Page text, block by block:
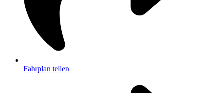
Fahrplan teilen